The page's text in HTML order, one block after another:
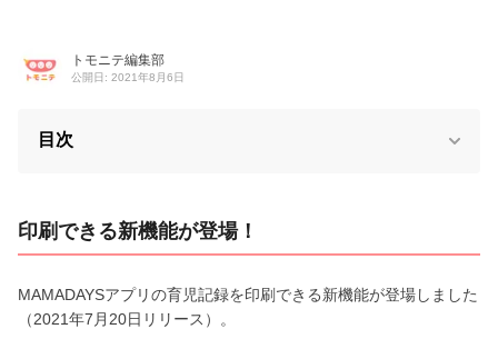
トモニテ編集部
公開日: 2021年8月6日
目次
印刷できる新機能が登場！
MAMADAYSアプリの育児記録を印刷できる新機能が登場しました
（2021年7月20日リリース）。